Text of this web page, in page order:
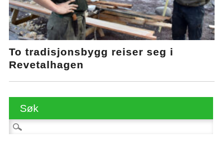
To tradisjonsbygg reiser seg i
Revetalhagen
Søk
Søk etter: